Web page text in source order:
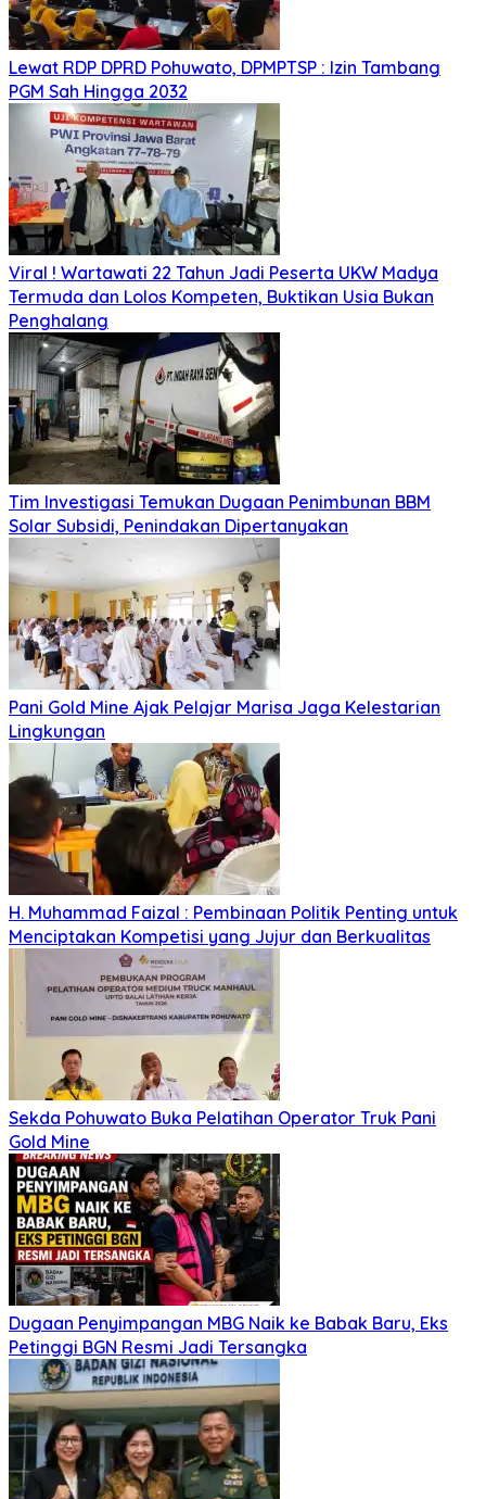
Lewat RDP DPRD Pohuwato, DPMPTSP : Izin Tambang
PGM Sah Hingga 2032
Viral ! Wartawati 22 Tahun Jadi Peserta UKW Madya
Termuda dan Lolos Kompeten, Buktikan Usia Bukan
Penghalang
Tim Investigasi Temukan Dugaan Penimbunan BBM
Solar Subsidi, Penindakan Dipertanyakan
Pani Gold Mine Ajak Pelajar Marisa Jaga Kelestarian
Lingkungan
H. Muhammad Faizal : Pembinaan Politik Penting untuk
Menciptakan Kompetisi yang Jujur dan Berkualitas
Sekda Pohuwato Buka Pelatihan Operator Truk Pani
Gold Mine
Dugaan Penyimpangan MBG Naik ke Babak Baru, Eks
Petinggi BGN Resmi Jadi Tersangka